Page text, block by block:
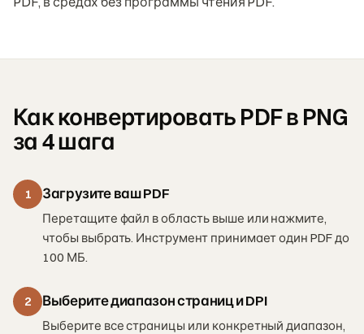
Как конвертировать PDF в PNG
за 4 шага
1 Загрузите ваш PDF
Перетащите файл в область выше или нажмите,
чтобы выбрать. Инструмент принимает один PDF до
100 МБ.
2 Выберите диапазон страниц и DPI
Выберите все страницы или конкретный диапазон,